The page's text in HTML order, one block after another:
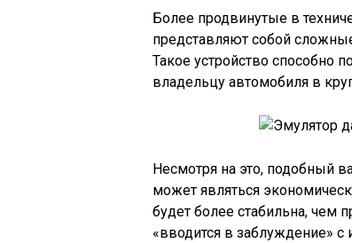
Более продвинутые в
представляют собой
Такое устройство способно
владельцу автомобиля в
Несмотря на это, подобный
может являться
будет более стабильна, чем
«вводится в заблуждение»